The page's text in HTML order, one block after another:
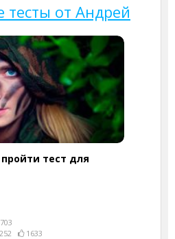
тесты от Андрей
тест для
1633